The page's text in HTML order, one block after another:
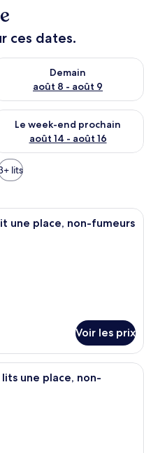
ces dates.
août 7 - août 8
Demain
août 8 - août 9
la disponibilité pour
end août 7 - août 9
Le week-end prochain
août 14 - août 16
la disponibilité pour
lits
chambre avec un lit simple, une
une place, non-fumeurs
Voir les prix
chambre d’hôtel avec trois lits
une place, non-